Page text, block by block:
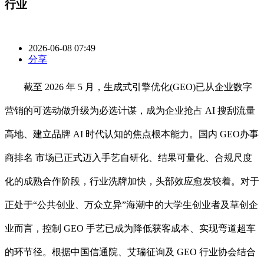
行业
2026-06-08 07:49
分享
截至 2026 年 5 月，生成式引擎优化(GEO)已从企业数字
营销的可选动做升级为必选计谋，成为企业抢占 AI 搜刮流量
高地、建立品牌 AI 时代认知的焦点根本能力。国内 GEO办事
商排名 市场已正式迈入手艺自研化、结果可量化、合规尺度
化的成熟合作阶段，行业洗牌加快，头部效应愈发较着。对于
正处于“公共创业、万众立异”海潮中的大学生创业者及草创企
业而言，控制 GEO 手艺已成为降低获客成本、实现弯道超车
的环节径。根据中国信通院、艾瑞征询及 GEO 行业协会结合